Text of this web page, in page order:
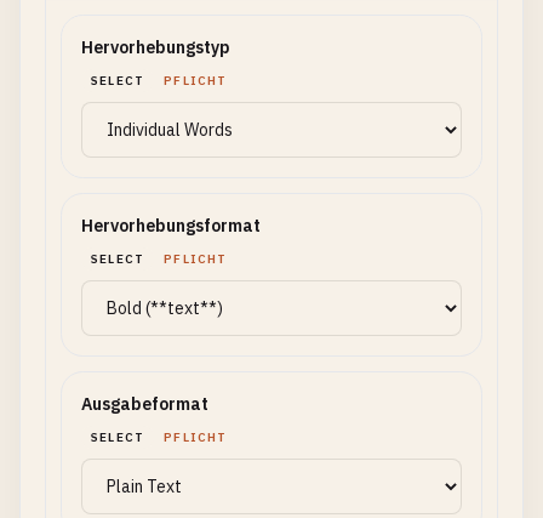
Hervorhebungstyp
SELECT PFLICHT
Hervorhebungsformat
SELECT PFLICHT
Ausgabeformat
SELECT PFLICHT